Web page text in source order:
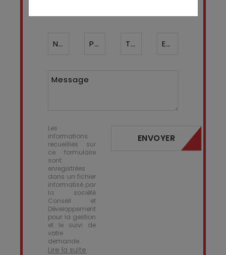
Nom* Prénom Téléphone ¹* Email*
Message
Les
informations
recueillies sur
ce formulaire
sont
enregistrées
dans un fichier
informatisé par
la société
Conseil et
Développement
pour la gestion
et le suivi de
votre
demande.
Lire la suite
ENVOYER